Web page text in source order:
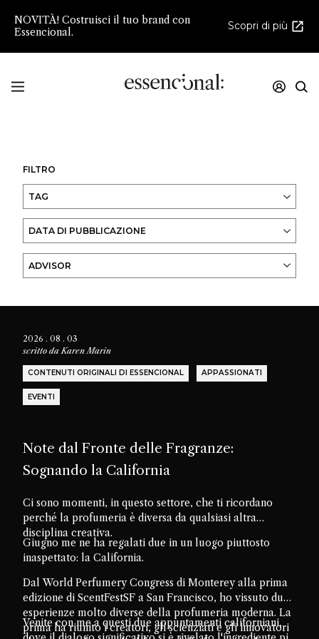
NOVITÀ! Costruisci il tuo brand con
Essencional.
Scopri di più
Innovazione e creatività nello sviluppo della
FILTRO
TAG
DATA DI PUBBLICAZIONE
ADVISOR
2026 . 08 . 03
scritto daKaren Marin
CONTENUTI ORIGINALI DI ESSENCIONAL APPASSIONATI
EVENTI
Note dal Fronte delle Fragranze:
Sognando la California
Ci sono momenti, in questo settore, che ti ricordano
perché la profumeria è diversa da qualsiasi altra
disciplina creativa.
Giugno me ne ha regalati due in un luogo piuttosto
inaspettato: la California.
Dal World Perfumery Congress di Monterey alla prima
edizione di ScentFestSF a San Francisco, ho vissuto due
esperienze molto diverse della profumeria moderna. La
prima ha riunito i creatori, gli scienziati e gli innovatori
Venite con me a questi due appuntamenti californiani,